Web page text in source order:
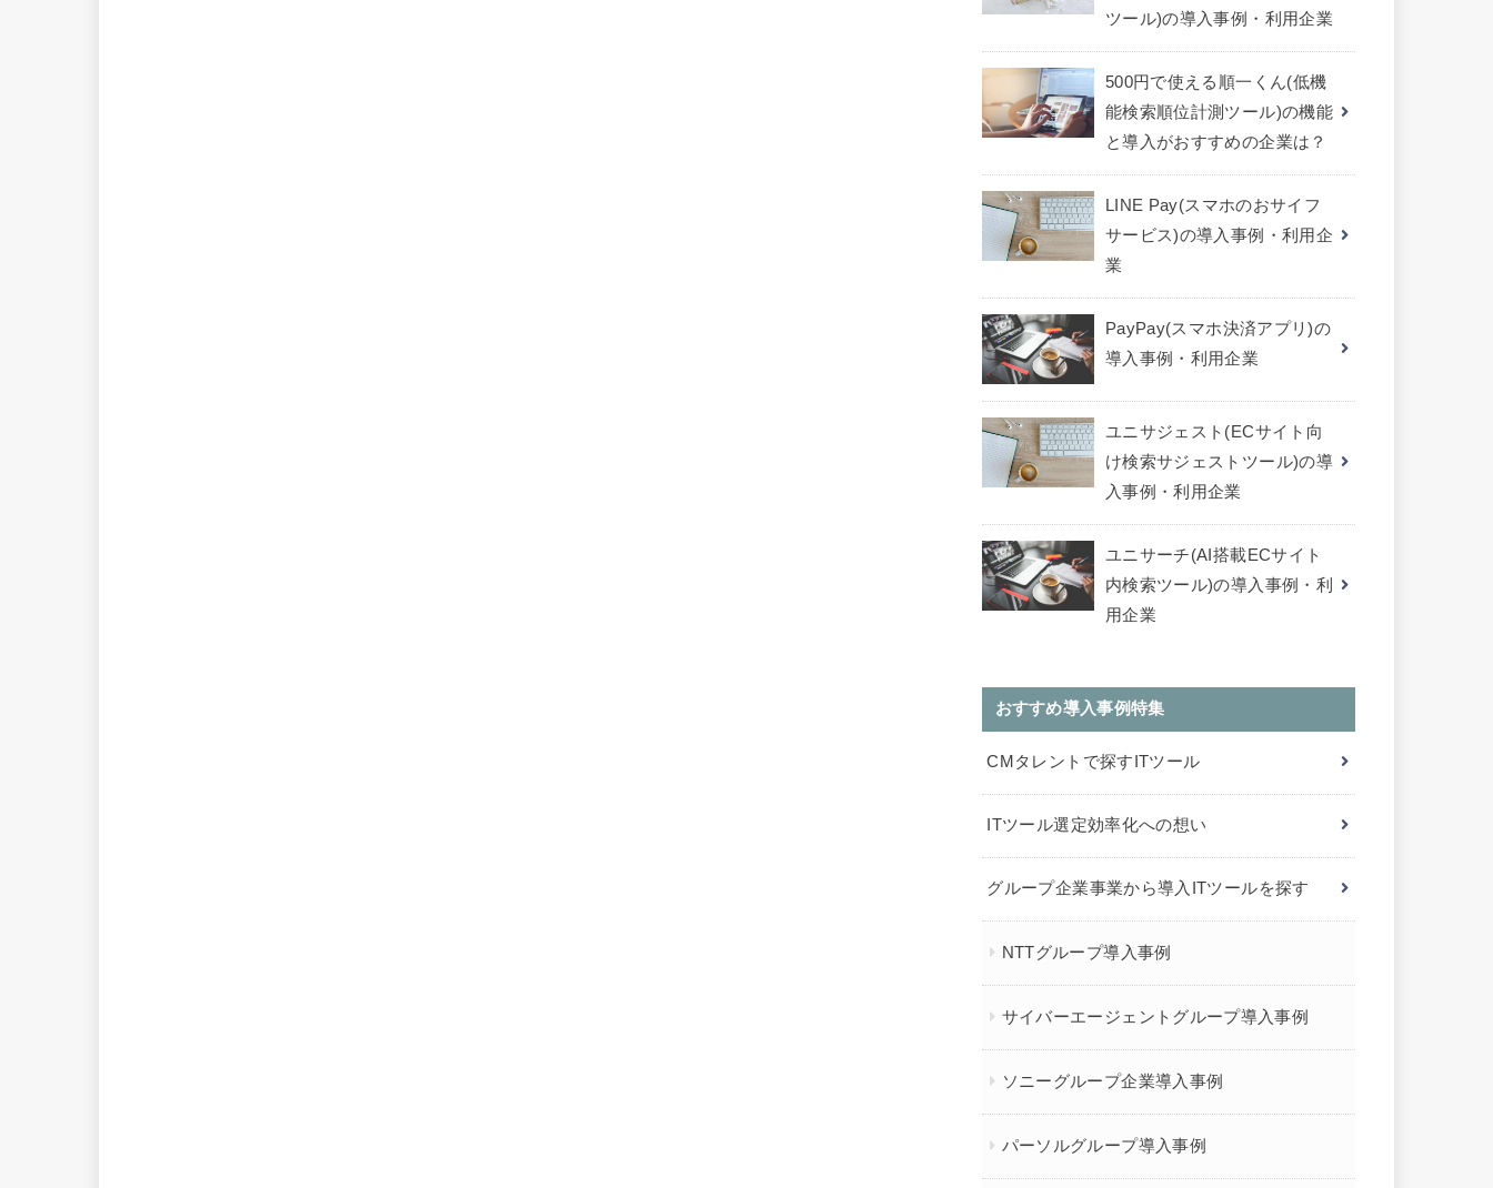
ツール)の導入事例・利用企業
500円で使える順一くん(低機
能検索順位計測ツール)の機能
と導入がおすすめの企業は？
LINE Pay(スマホのおサイフ
サービス)の導入事例・利用企
業
PayPay(スマホ決済アプリ)の
導入事例・利用企業
ユニサジェスト(ECサイト向
け検索サジェストツール)の導
入事例・利用企業
ユニサーチ(AI搭載ECサイト
内検索ツール)の導入事例・利
用企業
おすすめ導入事例特集
CMタレントで探すITツール
ITツール選定効率化への想い
グループ企業事業から導入ITツールを探す
NTTグループ導入事例
サイバーエージェントグループ導入事例
ソニーグループ企業導入事例
パーソルグループ導入事例